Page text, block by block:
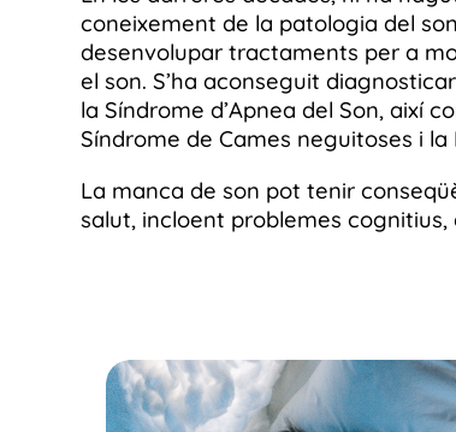
coneixement de la patologia del
desenvolupar tractaments per a
el son. S’ha aconseguit
la Síndrome d’Apnea del Son, així
Síndrome de Cames neguitoses i la
La manca de son pot tenir
salut, incloent problemes cognitius,